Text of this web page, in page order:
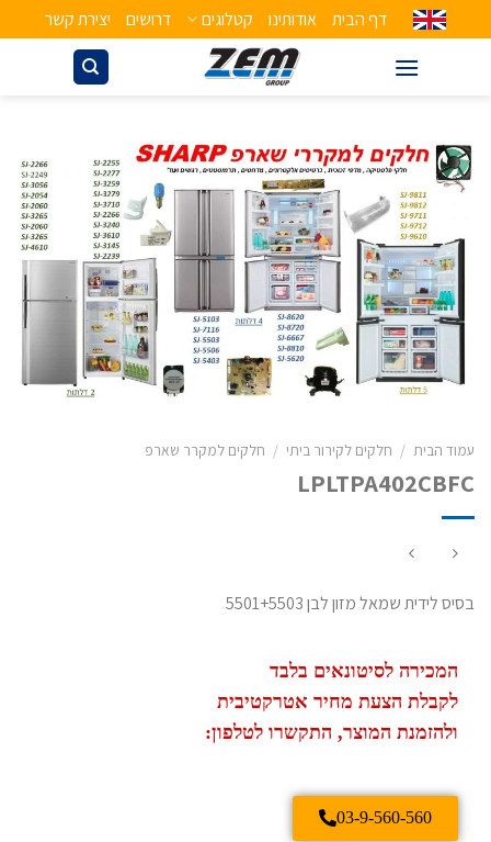
דף הבית אודותינו קטלוגים דרושים יצירת קשר
עמוד הבית / חלקים לקירור ביתי / חלקים למקרר שארפ
LPLTPA402CBFC
בסיס לידית שמאל מזון לבן 5501+5503
המכירה לסיטונאים בלבד
לקבלת הצעת מחיר אטרקטיבית
ולהזמנת המוצר, התקשרו לטלפון:
03-9-560-560